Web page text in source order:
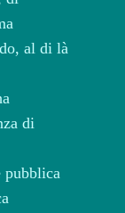
al di là
di
pubblica